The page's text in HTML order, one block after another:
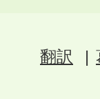
翻訳